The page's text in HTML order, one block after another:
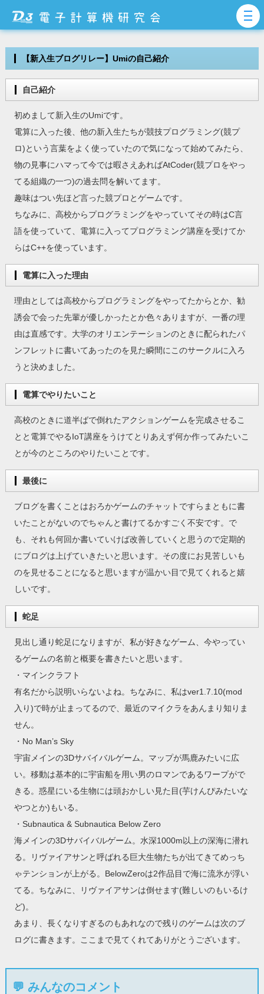
【新入生ブログリレー】Umiの自己紹介
自己紹介
初めまして新入生のUmiです。
電算に入った後、他の新入生たちが競技プログラミング(競プ
ロ)という言葉をよく使っていたので気になって始めてみたら、
物の見事にハマって今では暇さえあればAtCoder(競プロをやっ
てる組織の一つ)の過去問を解いてます。
趣味はつい先ほど言った競プロとゲームです。
ちなみに、高校からプログラミングをやっていてその時はC言
語を使っていて、電算に入ってプログラミング講座を受けてか
らはC++を使っています。
電算に入った理由
理由としては高校からプログラミングをやってたからとか、勧
誘会で会った先輩が優しかったとか色々ありますが、一番の理
由は直感です。大学のオリエンテーションのときに配られたパ
ンフレットに書いてあったのを見た瞬間にこのサークルに入ろ
うと決めました。
電算でやりたいこと
高校のときに道半ばで倒れたアクションゲームを完成させるこ
とと電算でやるIoT講座をうけてとりあえず何か作ってみたいこ
とが今のところのやりたいことです。
最後に
ブログを書くことはおろかゲームのチャットですらまともに書
いたことがないのでちゃんと書けてるかすごく不安です。で
も、それも何回か書いていけば改善していくと思うので定期的
にブログは上げていきたいと思います。その度にお見苦しいも
のを見せることになると思いますが温かい目で見てくれると嬉
しいです。
蛇足
見出し通り蛇足になりますが、私が好きなゲーム、今やってい
るゲームの名前と概要を書きたいと思います。
・マインクラフト
有名だから説明いらないよね。ちなみに、私はver1.7.10(mod
入り)で時が止まってるので、最近のマイクラをあんまり知りま
せん。
・No Man’s Sky
宇宙メインの3Dサバイバルゲーム。マップが馬鹿みたいに広
い。移動は基本的に宇宙船を用い男のロマンであるワープがで
きる。惑星にいる生物には頭おかしい見た目(芋けんぴみたいな
やつとか)もいる。
・Subnautica & Subnautica Below Zero
海メインの3Dサバイバルゲーム。水深1000m以上の深海に潜れ
る。リヴァイアサンと呼ばれる巨大生物たちが出てきてめっち
ゃテンションが上がる。BelowZeroは2作品目で海に流氷が浮い
てる。ちなみに、リヴァイアサンは倒せます(難しいのもいるけ
ど)。
あまり、長くなりすぎるのもあれなので残りのゲームは次のブ
ログに書きます。ここまで見てくれてありがとうございます。
💬 みんなのコメント